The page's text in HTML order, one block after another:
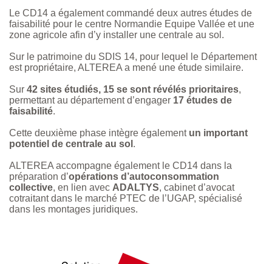
Le CD14 a également commandé deux autres études de
faisabilité pour le centre Normandie Equipe Vallée et une
zone agricole afin d’y installer une centrale au sol.
Sur le patrimoine du SDIS 14, pour lequel le Département
est propriétaire, ALTEREA a mené une étude similaire.
Sur 42 sites étudiés, 15 se sont révélés prioritaires,
permettant au département d’engager 17 études de
faisabilité.
Cette deuxième phase intègre également un important
potentiel de centrale au sol .
ALTEREA accompagne également le CD14 dans la
préparation d’opérations d’autoconsommation
collective, en lien avec ADALTYS, cabinet d’avocat
cotraitant dans le marché PTEC de l’UGAP, spécialisé
dans les montages juridiques.